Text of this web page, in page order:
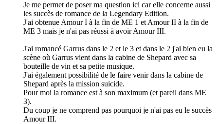
Je me permet de poser ma question ici car elle concerne aussi
les succès de romance de la Legendary Edition.
J'ai obtenue Amour I à la fin de ME 1 et Amour II à la fin de
ME 3 mais je n'ai pas réussi à avoir Amour III.
J'ai romancé Garrus dans le 2 et le 3 et dans le 2 j'ai bien eu la
scène où Garrus vient dans la cabine de Shepard avec sa
bouteille de vin et sa petite musique.
J'ai également possibilité de le faire venir dans la cabine de
Shepard après la mission suicide.
Pour moi la romance est à son maximum (et pareil dans ME
3).
Du coup je ne comprend pas pourquoi je n'ai pas eu le succès
Amour III.